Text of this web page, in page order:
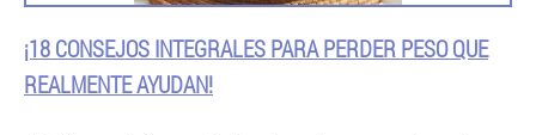
¡18 CONSEJOS INTEGRALES PARA PERDER PESO QUE
REALMENTE AYUDAN!